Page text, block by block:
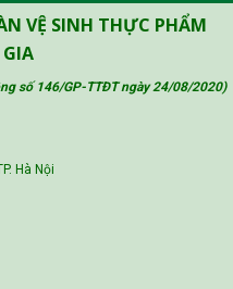
VỆ SINH THỰC PHẨM
số 146/GP-TTĐT ngày 24/08/2020)
Hà Nội